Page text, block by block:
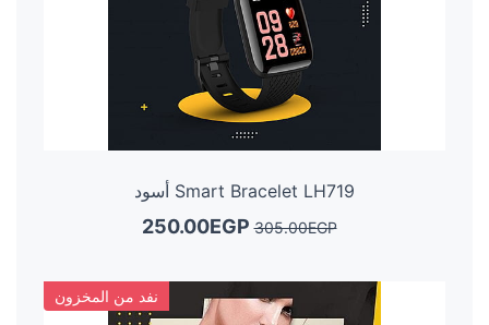
Smart Bracelet LH719 أسود
250.00EGP305.00EGP
نفد من المخزون